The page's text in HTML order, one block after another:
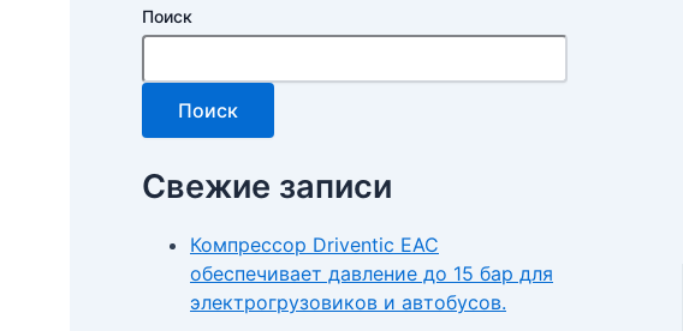
Поиск
Поиск
Свежие записи
Компрессор Driventic EAC
обеспечивает давление до 15 бар для
электрогрузовиков и автобусов.